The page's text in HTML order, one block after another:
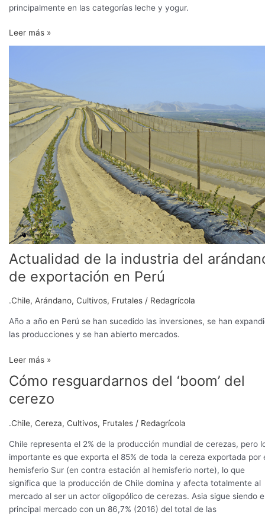
principalmente en las categorías leche y yogur.
plantas
alcanza
millones
en
2019
Leer más »
Actualidad de la industria del
de exportación en Perú
.Chile, Arándano, Cultivos, Frutales / Redagrícola
Año a año en Perú se han sucedido las inversiones, se han
las producciones y se han abierto mercados.
la
industria
del
arándano
de
exportación
en
Leer más »
Cómo resguardarnos del ‘boom’ del
cerezo
.Chile, Cereza, Cultivos, Frutales / Redagrícola
Chile representa el 2% de la producción mundial de cerezas, pero
importante es que exporta el 85% de toda la cereza exportada por
hemisferio Sur (en contra estación al hemisferio norte), lo que
significa que la producción de Chile domina y afecta totalmente al
mercado al ser un actor oligopólico de cerezas. Asia sigue siendo
principal mercado con un 86,7% (2016) del total de las
Cómo
del
‘boom’
cerezo